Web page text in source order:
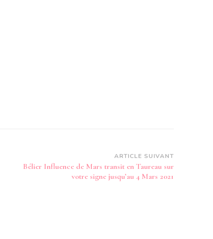
ARTICLE SUIVANT
Bélier Influence de Mars transit en Taureau sur
votre signe jusqu’au 4 Mars 2021